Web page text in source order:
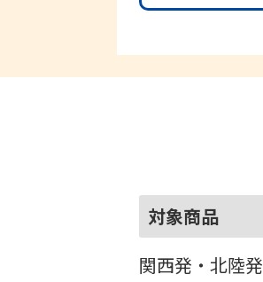
対象商品
関西発・北陸